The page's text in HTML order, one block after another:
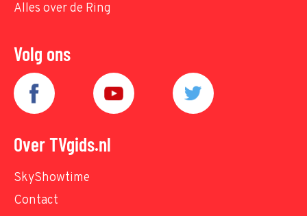
Alles over de Ring
Volg ons
Over TVgids.nl
SkyShowtime
Contact